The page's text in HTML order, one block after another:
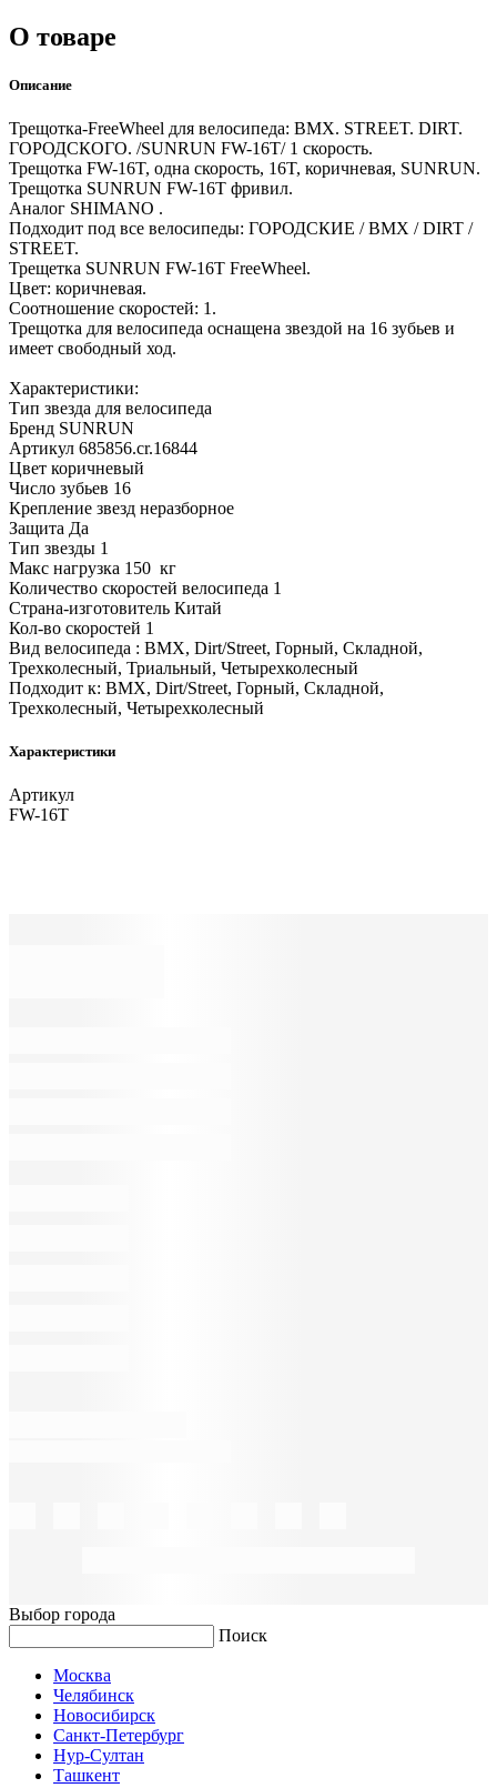
О товаре
Описание
Трещотка-FreeWheel для велосипеда: BMX. STREET. DIRT.
ГОРОДСКОГО. /SUNRUN FW-16T/ 1 скорость.
Трещотка FW-16T, одна скорость, 16T, коричневая, SUNRUN.
Трещотка SUNRUN FW-16T фривил.
Аналог SHIMANO .
Подходит под все велосипеды: ГОРОДСКИЕ / BMX / DIRT /
STREET.
Трещетка SUNRUN FW-16T FreeWheel.
Цвет: коричневая.
Соотношение скоростей: 1.
Трещотка для велосипеда оснащена звездой на 16 зубьев и
имеет свободный ход.
Характеристики:
Тип звезда для велосипеда
Бренд SUNRUN
Артикул 685856.cr.16844
Цвет коричневый
Число зубьев 16
Крепление звезд неразборное
Защита Да
Тип звезды 1
Макс нагрузка 150 кг
Количество скоростей велосипеда 1
Страна-изготовитель Китай
Кол-во скоростей 1
Вид велосипеда : BMX, Dirt/Street, Горный, Складной,
Трехколесный, Триальный, Четырехколесный
Подходит к: BMX, Dirt/Street, Горный, Складной,
Трехколесный, Четырехколесный
Характеристики
Артикул
FW-16T
Выбор города
Поиск
Москва
Челябинск
Новосибирск
Санкт-Петербург
Нур-Султан
Ташкент